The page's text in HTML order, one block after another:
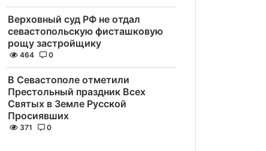
Верховный суд РФ не отдал
севастопольскую фисташковую
рощу застройщику
464 0
В Севастополе отметили
Престольный праздник Всех
Святых в Земле Русской
Просиявших
371 0